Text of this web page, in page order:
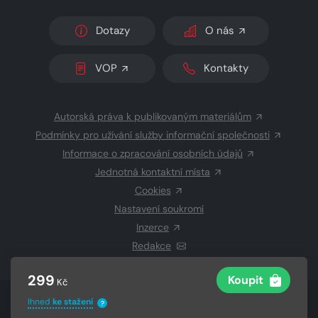
299 Kč Koupit
Ihned ke stažení ?
Dotazy O nás
VOP Kontakty
Autorská práva k publikovaným materiálům
Podmínky pro užívání služby informační společnosti
Informace o zpracování osobních údajů
Jednotná kontaktní místa
Cookies
Nastavení soukromí
Inzerce
Redakce
© 2026 Copyright